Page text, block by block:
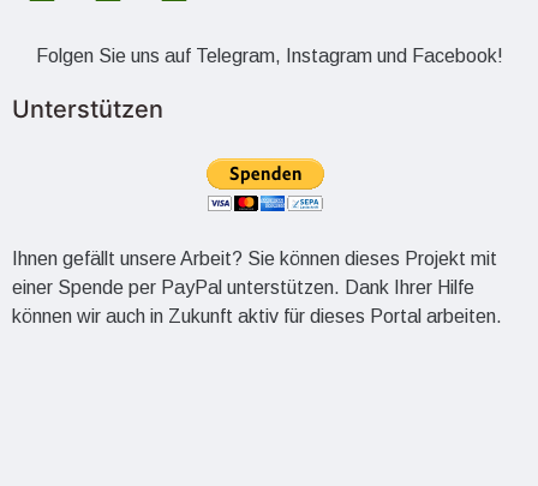
Folgen Sie uns auf Telegram, Instagram und Facebook!
Unterstützen
Ihnen gefällt unsere Arbeit? Sie können dieses Projekt mit
einer Spende per PayPal unterstützen. Dank Ihrer Hilfe
können wir auch in Zukunft aktiv für dieses Portal arbeiten.